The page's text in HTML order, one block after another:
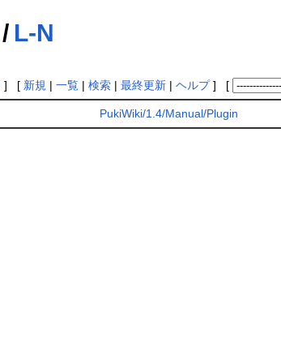
/ L-N
] [ 新規 | 一覧| 検索| 最終更新| ヘルプ] [
PukiWiki/1.4/Manual/Plugin